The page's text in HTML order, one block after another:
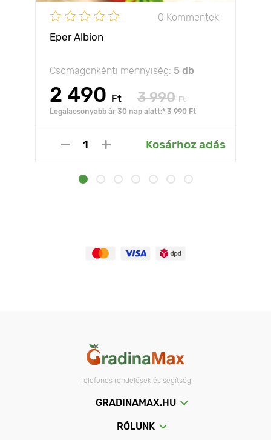
0 Kommentek
Eper Albion
Csomagonkénti mennyiség: 5 db
2 490 Ft 3 990 Ft
Legalacsonyabb ár 30 nap alatt:* 3 990 Ft
Kosárhoz adás
Telefonos rendelések és segítség
GRADINAMAX.HU
RÓLUNK